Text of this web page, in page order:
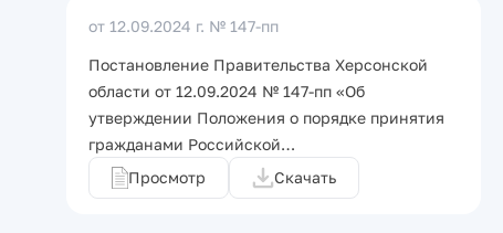
от 12.09.2024 г. № 147-пп
Постановление Правительства Херсонской
области от 12.09.2024 № 147-пп «Об
утверждении Положения о порядке принятия
гражданами Российской…
Просмотр
Скачать